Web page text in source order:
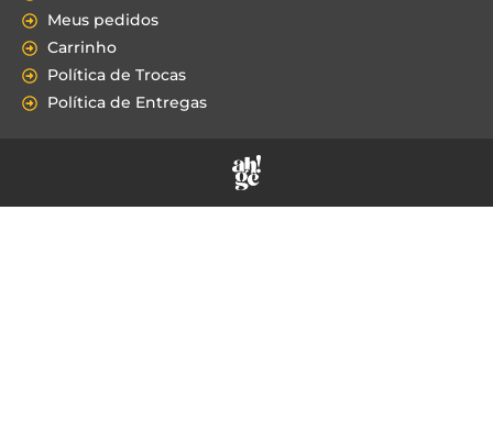
Meus pedidos
Carrinho
Política de Trocas
Política de Entregas